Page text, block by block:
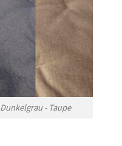
Dunkelgrau - Taupe